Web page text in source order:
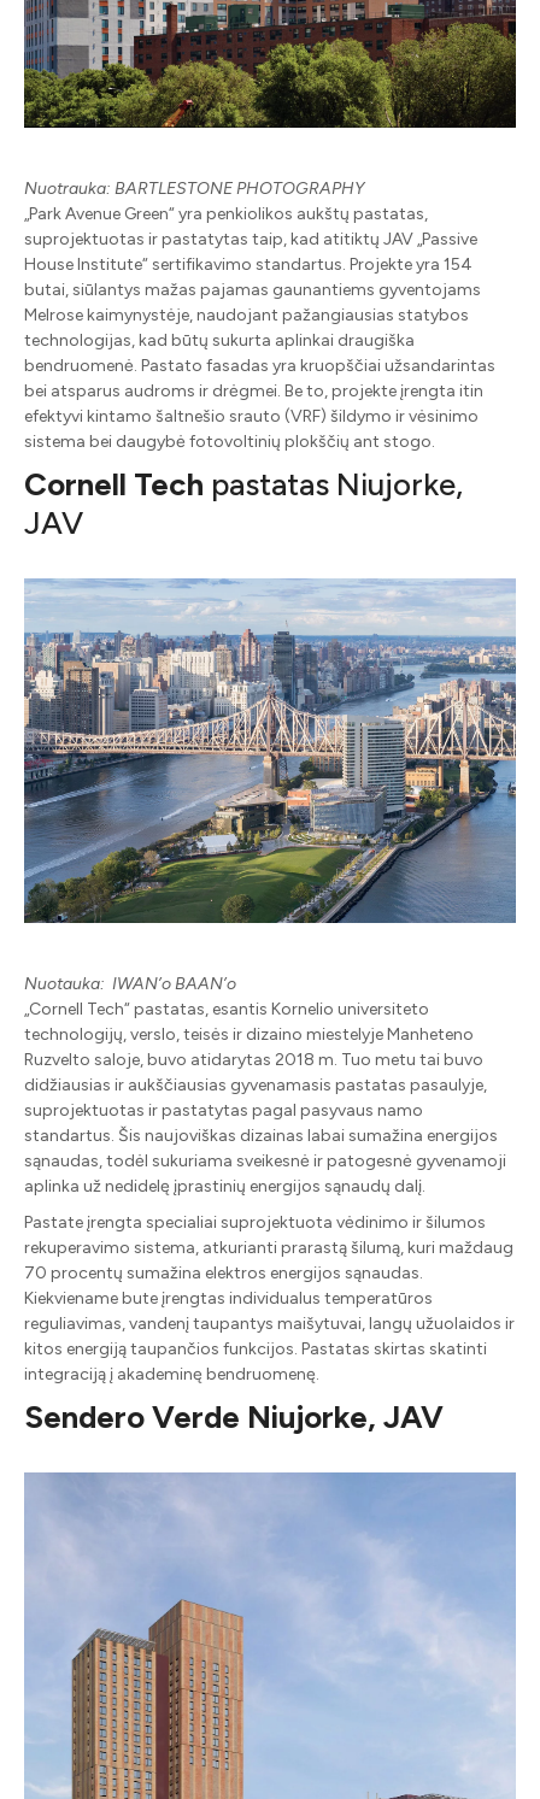
Nuotrauka: BARTLESTONE PHOTOGRAPHY
„Park Avenue Green“ yra penkiolikos aukštų pastatas,
suprojektuotas ir pastatytas taip, kad atitiktų JAV „Passive
House Institute“ sertifikavimo standartus. Projekte yra 154
butai, siūlantys mažas pajamas gaunantiems gyventojams
Melrose kaimynystėje, naudojant pažangiausias statybos
technologijas, kad būtų sukurta aplinkai draugiška
bendruomenė. Pastato fasadas yra kruopščiai užsandarintas
bei atsparus audroms ir drėgmei. Be to, projekte įrengta itin
efektyvi kintamo šaltnešio srauto (VRF) šildymo ir vėsinimo
sistema bei daugybė fotovoltinių plokščių ant stogo.
Cornell Tech pastatas Niujorke,
JAV
Nuotauka: IWAN’o BAAN’o
„Cornell Tech“ pastatas, esantis Kornelio universiteto
technologijų, verslo, teisės ir dizaino miestelyje Manheteno
Ruzvelto saloje, buvo atidarytas 2018 m. Tuo metu tai buvo
didžiausias ir aukščiausias gyvenamasis pastatas pasaulyje,
suprojektuotas ir pastatytas pagal pasyvaus namo
standartus. Šis naujoviškas dizainas labai sumažina energijos
sąnaudas, todėl sukuriama sveikesnė ir patogesnė gyvenamoji
aplinka už nedidelę įprastinių energijos sąnaudų dalį.
Pastate įrengta specialiai suprojektuota vėdinimo ir šilumos
rekuperavimo sistema, atkurianti prarastą šilumą, kuri maždaug
70 procentų sumažina elektros energijos sąnaudas.
Kiekviename bute įrengtas individualus temperatūros
reguliavimas, vandenį taupantys maišytuvai, langų užuolaidos ir
kitos energiją taupančios funkcijos. Pastatas skirtas skatinti
integraciją į akademinę bendruomenę.
Sendero Verde Niujorke, JAV